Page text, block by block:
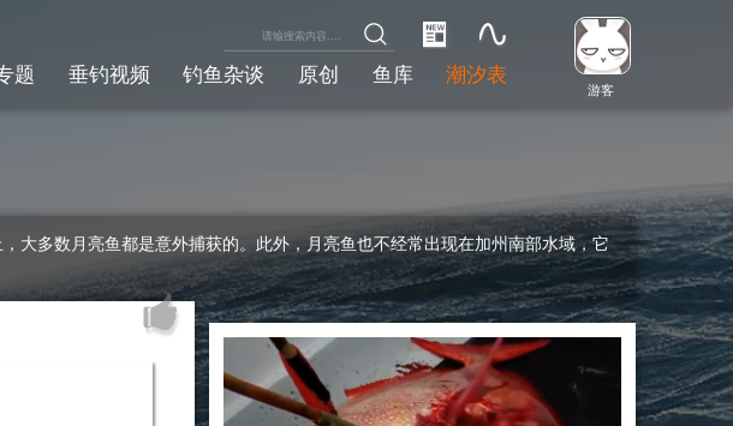
游客
题 垂钓视频 钓鱼杂谈 原创 鱼库 潮汐表
大多数月亮鱼都是意外捕获的。此外，月亮鱼也不经常出现在加州南部水域，它